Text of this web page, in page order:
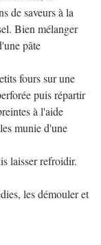
de saveurs à la
Bien mélanger
pâte
fours sur une
puis répartir
à l'aide
munie d'une
laisser refroidir.
les démouler et